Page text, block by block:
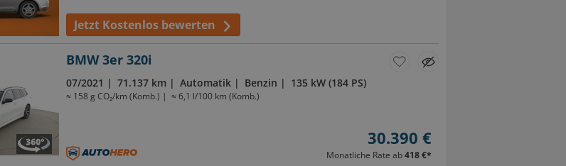
Jetzt Kostenlos bewerten
BMW 3er 320i
07/2021 71.137 km Automatik Benzin 135 kW (184 PS)
≈ 158 g CO₂/km (Komb.) ≈ 6,1 l/100 km (Komb.)
30.390 €
Monatliche Rate ab418 €*